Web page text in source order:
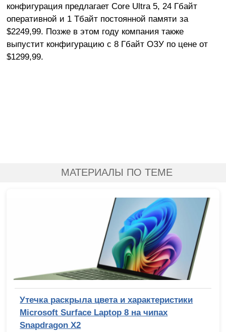
конфигурация предлагает Core Ultra 5, 24 Гбайт
оперативной и 1 Тбайт постоянной памяти за
$2249,99. Позже в этом году компания также
выпустит конфигурацию с 8 Гбайт ОЗУ по цене от
$1299,99.
МАТЕРИАЛЫ ПО ТЕМЕ
Утечка раскрыла цвета и характеристики
Microsoft Surface Laptop 8 на чипах
Snapdragon X2